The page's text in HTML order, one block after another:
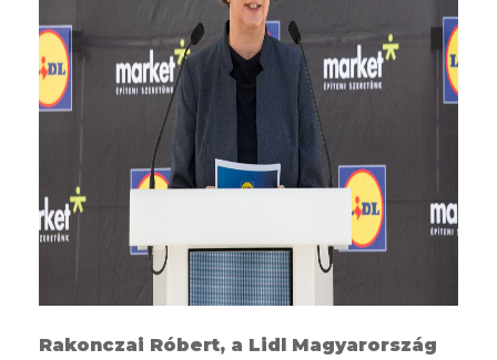
Rakonczai Róbert, a Lidl Magyarország